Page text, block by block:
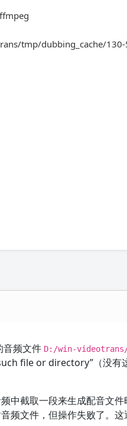
tmp/dubbing_cache/
音频文件 D:/win-videotrans/
file or directory”（没有
中截取一段来生成配音文
频文件，但操作失败了。这